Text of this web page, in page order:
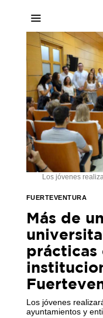
Los jóvenes
FUERTEVENTURA
Más de
prácticas
Los jóvenes
ayuntamientos y